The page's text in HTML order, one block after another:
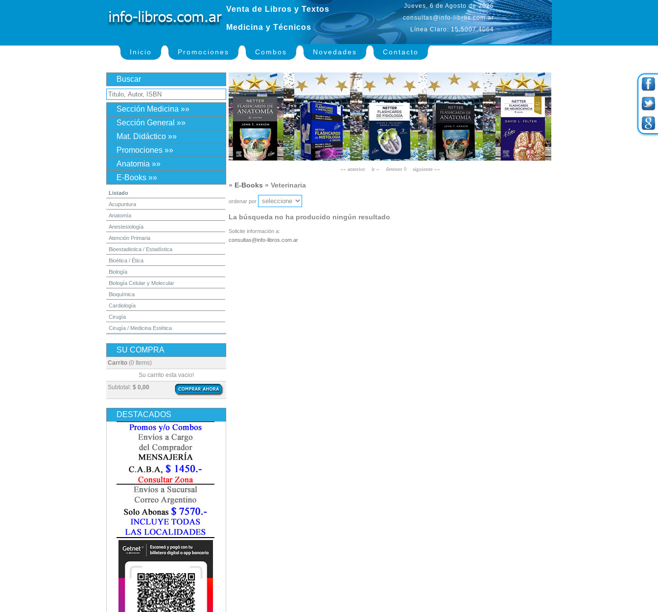
Venta de Libros y Textos
Medicina y Técnicos
Jueves, 6 de Agosto de 2026
consultas@info-libros.com.ar
Línea Claro: 15.5007.4064
Inicio Promociones Combos Novedades Contacto
Buscar
Sección Medicina »»
Sección General »»
Mat. Didáctico »»
Promociones »»
Anatomia »»
E-Books »»
Listado
Acupuntura
Anatomía
Anestesiología
Atención Primaria
Bioestadistica / Estadística
Bioética / Ética
Biología
Biología Celular y Molecular
Bioquímica
Cardiología
Cirugía
Cirugía / Medicina Estética
Dermatología
Diagnóstico por Imagen / Radiología
Embriología
Enfermería
Epidemiología
Farmacia / Farmacología
Fisiatría / Kinesiología
Fisiología / Fisiopatología
Fonoaudiología
Gastroenterología
Geriatría
Ginecología / Obstetricia
Hematología
Histología
Homeopatía
Infectología
Inmunología
Instrumentación Quirurgica
Medicina del Deporte / Rehabilitación
SU COMPRA
Carrito (0 Items)
Subtotal: $ 0,00
Su carrito esta vacio!
DESTACADOS
» E-Books » Veterinaria
ordenar por
La búsqueda no ha producido ningún resultado
Solicite información a:
consultas@info-libros.com.ar